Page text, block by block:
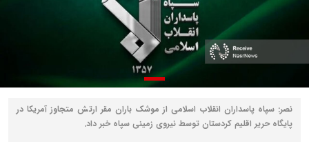
نصر: سپاه پاسداران انقلاب اسلامی از موشک باران مقر ارتش متجاوز آمریکا در
پایگاه حریر اقلیم کردستان توسط نیروی زمینی سپاه خبر داد.